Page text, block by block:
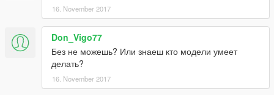
16. November 2017
Don_Vigo77
Без не можешь? Или знаеш кто модели умеет
делать?
16. November 2017